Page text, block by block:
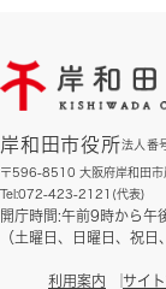
岸和田市役所法人
〒596-8510 大阪府岸和田市
Tel:072-423-2121(代表)
開庁時間:午前9時から午
（土曜日、日曜日、祝日
利用案内 サイ